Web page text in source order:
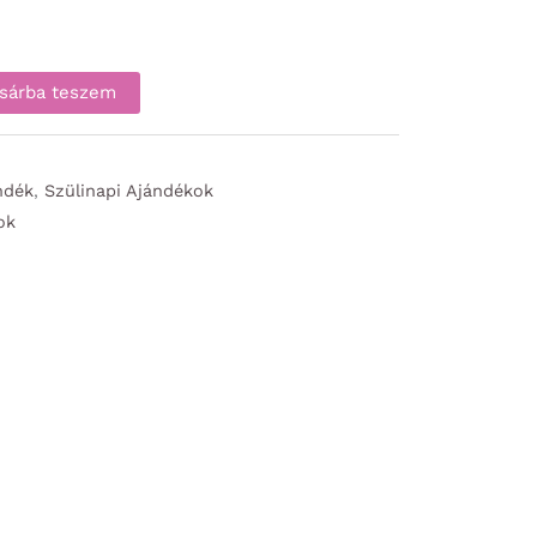
teszem
, Szülinapi Ajándékok